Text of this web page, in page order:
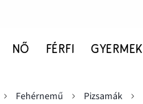
NŐ FÉRFI GYERMEK
Fehérnemű Pizsamák